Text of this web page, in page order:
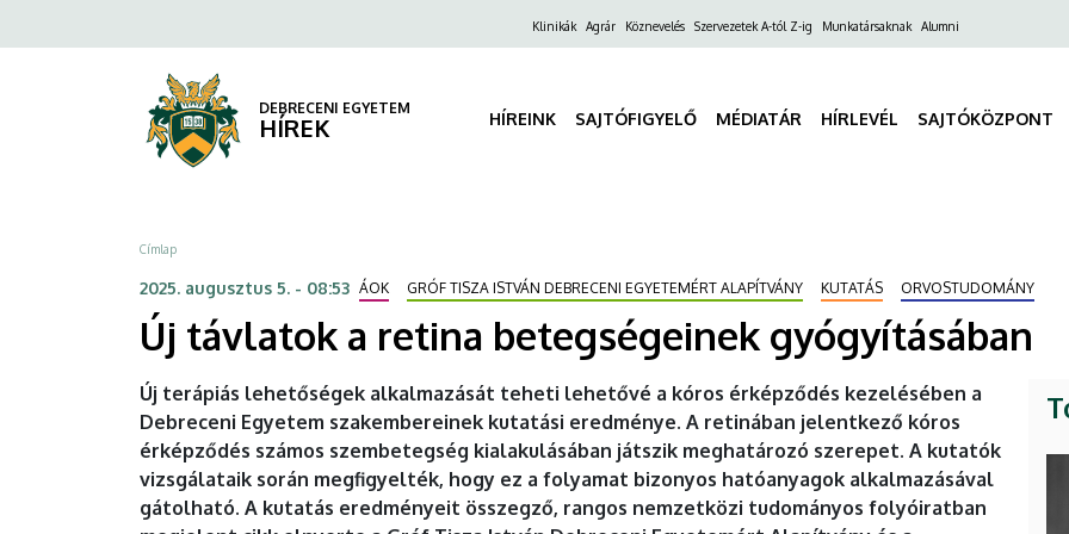
gyógyításában
DEBRECENI
EGYETEM
a
FelsőKlinikák Agrár Köznevelés Szervezetek A-tól Z-ig Munkatársaknak Alumni
DEBRECENI EGYETEM
HÍREK HÍREINK SAJTÓFIGYELŐ MÉDIATÁR HÍRLEVÉL SAJTÓKÖZPONT
Morzsa
Címlap
2025. augusztus 5. - 08:53 ÁOK GRÓF TISZA ISTVÁN DEBRECENI EGYETEMÉRT ALAPÍTVÁNY KUTATÁS ORVOSTUDOMÁNY
Új távlatok a retina betegségeinek gyógyításában
Új terápiás lehetőségek alkalmazását teheti lehetővé a kóros érképződés kezelésében a
Debreceni Egyetem szakembereinek kutatási eredménye. A retinában jelentkező kóros
érképződés számos szembetegség kialakulásában játszik meghatározó szerepet. A kutatók
vizsgálataik során megfigyelték, hogy ez a folyamat bizonyos hatóanyagok alkalmazásával
gátolható. A kutatás eredményeit összegző, rangos nemzetközi tudományos folyóiratban